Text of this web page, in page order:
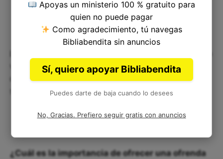
valor y significado, reflejando así la atención
constante que se le debía dar a la adoración y el
servicio a Dios.
¿Cuál es la importancia de ofrecer una ofrenda
Apoyas un ministerio 100 % gratuito para
quien no puede pagar
Como agradecimiento, tú navegas
Bibliabendita sin anuncios
Sí, quiero apoyar Bibliabendita
Puedes darte de baja cuando lo desees
No, Gracias. Prefiero seguir gratis con anuncios